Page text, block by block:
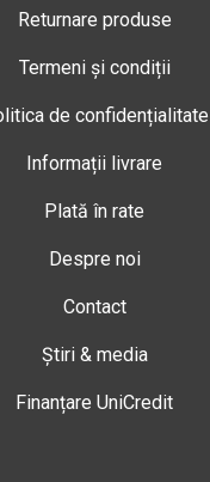
Returnare produse
Termeni și condiții
de confidențialitate
Informații livrare
Plată în rate
Despre noi
Contact
Știri & media
Finanțare UniCredit